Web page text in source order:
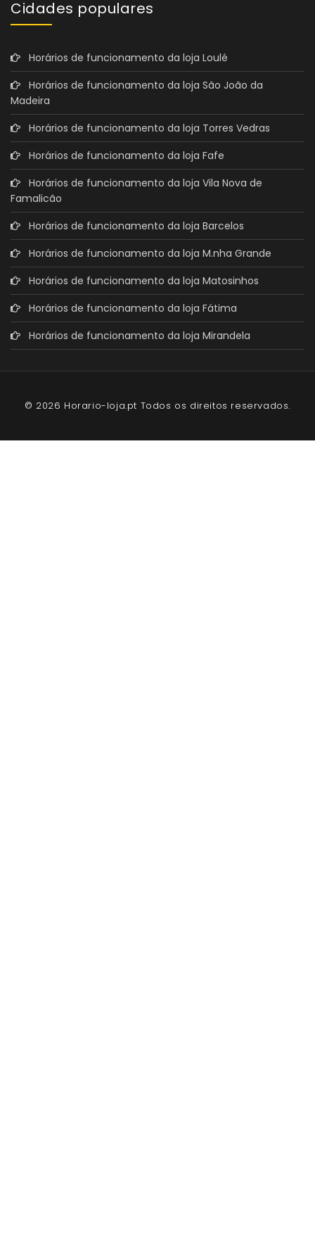
Cidades populares
Horários de funcionamento da loja Loulé
Horários de funcionamento da loja São João da
Madeira
Horários de funcionamento da loja Torres Vedras
Horários de funcionamento da loja Fafe
Horários de funcionamento da loja Vila Nova de
Famalicão
Horários de funcionamento da loja Barcelos
Horários de funcionamento da loja M.nha Grande
Horários de funcionamento da loja Matosinhos
Horários de funcionamento da loja Fátima
Horários de funcionamento da loja Mirandela
© 2026 Horario-loja.pt Todos os direitos reservados.